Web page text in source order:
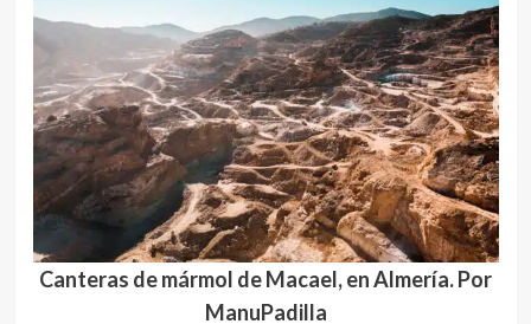
Canteras de mármol de Macael, en Almería. Por
ManuPadilla